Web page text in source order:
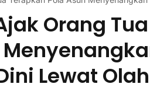
Orang Tua
Lewat